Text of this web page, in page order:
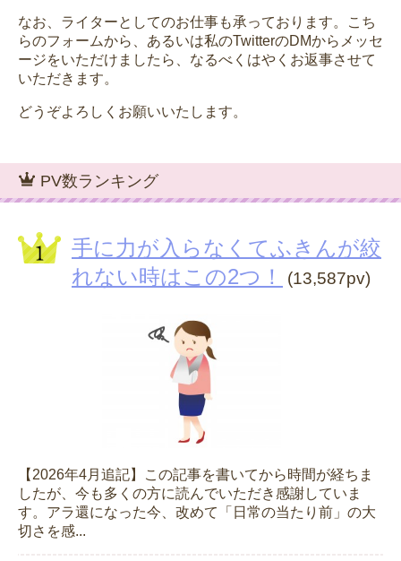
なお、ライターとしてのお仕事も承っております。こち
らのフォームから、あるいは私のTwitterのDMからメッセ
ージをいただけましたら、なるべくはやくお返事させて
いただきます。
どうぞよろしくお願いいたします。
PV数ランキング
手に力が入らなくてふきんが絞
れない時はこの2つ！
(13,587pv)
【2026年4月追記】この記事を書いてから時間が経ちま
したが、今も多くの方に読んでいただき感謝していま
す。アラ還になった今、改めて「日常の当たり前」の大
切さを感...